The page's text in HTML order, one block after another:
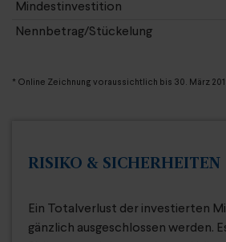
Mindestinvestition
Nennbetrag/Stückelung
* Online Zeichnung voraussichtlich bis 30. März
RISIKO & SICHERHEITEN
Ein Totalverlust der investierten
gänzlich ausgeschlossen werden.